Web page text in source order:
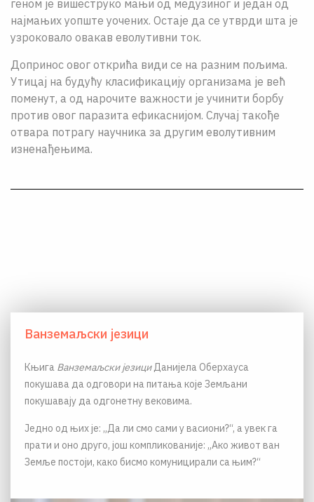
геном је вишеструко мањи од медузиног и један од
најмањих уопште уочених. Остаје да се утврди шта је
узроковало овакав еволутивни ток.
Допринос овог открића види се на разним пољима.
Утицај на будућу класификацију организама је већ
поменут, а од нарочите важности је учинити борбу
против овог паразита ефикаснијом. Случај такође
отвара потрагу научника за другим еволутивним
изненађењима.
Ванземаљски језици
Књига Ванземаљски језициДанијела Оберхауса
покушава да одговори на питања које Земљани
покушавају да одгонетну вековима.
Једно од њих је: „Да ли смо сами у васиони?“, а увек га
прати и оно друго, још компликованије: „Ако живот ван
Земље постоји, како бисмо комуницирали са њим?“